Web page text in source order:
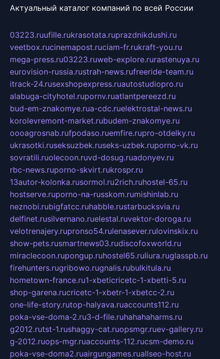
Актуальный каталог компаний по всей России
03223.ruufille.rukrasotata.ruprazdnikdushi.ru
veetbox.rucinemapost.ruciam-fr.rukraft-you.ru
mega-press.ru03223.ruweb-explore.rurastenuya.ru
eurovision-russia.rustrah-news.rufreeride-team.ru
itrack-24.rusexshopexpress.ruautostudiopro.ru
alabuga-cityhotel.rupornv.ruatlantpereezd.ru
bud-em-znakomye.rua-cdc.ruelektrostal-news.ru
korolevremont-market.rubudem-znakomye.ru
oooagrosnab.rufpodaso.ruemfire.rupro-otdelky.ru
ukrasotki.ruseksuzbek.ruseks-uzbek.ruporno-vk.ru
sovratili.ruolecoon.ruvd-dosug.ruadonyev.ru
rbc-news.ruporno-skvirt.rukrospr.ru
13autor-kolonka.rusormol.ru2rich.ruhostel-65.ru
hostserve.ruporno-na-russkom.rumishinlab.ru
neznobi.rubigfatcc.ruhabble.rustarbucksvia.ru
delfinet.rusilvernano.ruelestal.ruvektor-doroga.ru
velotrenajery.rupronso54.rulenasever.rulovinskix.ru
show-pets.rusmartnews03.rudiscofoxworld.ru
miraclecoon.rupongup.ruhostel65.ruliura.ruglasspb.ru
firehunters.rugribowo.rugnalis.rubulkitula.ru
hometown-france.ru1-xbeticricetc-1-xbetti-5.ru
shop-garena.rucricetc-1-xbetr-1-xbetcc-2.ru
one-life-story.rutop-halyava.ruaccounts112.ru
poka-vse-doma-2.ru3-d-file.ruhahahaharms.ru
g2012.rutst-1.rushaggy-cat.ruopsmgr.ruev-gallery.ru
g-2012.ruops-mgr.ruaccounts-112.rucsm-demo.ru
poka-vse-doma2.ruairgungames.ruallseo-host.ru